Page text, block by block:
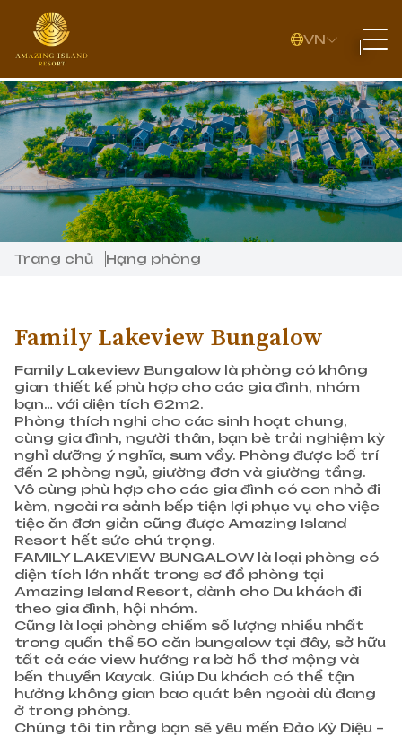
VN
Trang chủ Hạng phòng
Family Lakeview Bungalow
Family Lakeview Bungalow là phòng có không
gian thiết kế phù hợp cho các gia đình, nhóm
bạn… với diện tích 62m2.
Phòng thích nghi cho các sinh hoạt chung,
cùng gia đình, người thân, bạn bè trải nghiệm kỳ
nghỉ dưỡng ý nghĩa, sum vầy. Phòng được bố trí
đến 2 phòng ngủ, giường đơn và giường tầng.
Vô cùng phù hợp cho các gia đình có con nhỏ đi
kèm, ngoài ra sảnh bếp tiện lợi phục vụ cho việc
tiệc ăn đơn giản cũng được Amazing Island
Resort hết sức chú trọng.
FAMILY LAKEVIEW BUNGALOW là loại phòng có
diện tích lớn nhất trong sơ đồ phòng tại
Amazing Island Resort, dành cho Du khách đi
theo gia đình, hội nhóm.
Cũng là loại phòng chiếm số lượng nhiều nhất
trong quần thể 50 căn bungalow tại đây, sở hữu
tất cả các view hướng ra bờ hồ thơ mộng và
bến thuyền Kayak. Giúp Du khách có thể tận
hưởng không gian bao quát bên ngoài dù đang
ở trong phòng.
Chúng tôi tin rằng bạn sẽ yêu mến Đảo Kỳ Diệu –